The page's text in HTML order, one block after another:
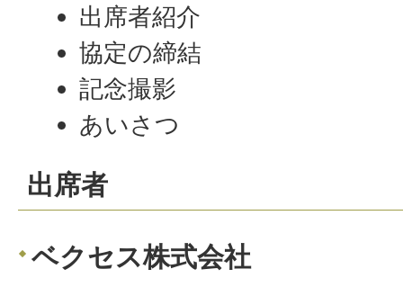
出席者紹介
協定の締結
記念撮影
あいさつ
出席者
ベクセス株式会社